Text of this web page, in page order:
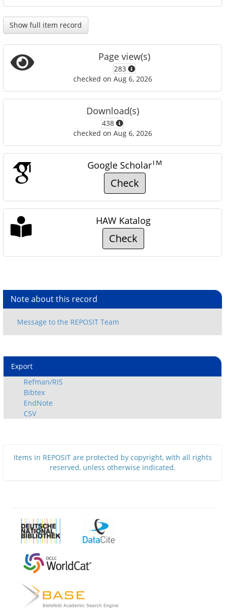
Show full item record
Page view(s)
283
checked on Aug 6, 2026
Download(s)
438
checked on Aug 6, 2026
Google ScholarTM
Check
HAW Katalog
Check
Note about this record
Export
Refman/RIS
Bibtex
EndNote
CSV
Items in REPOSIT are protected by copyright, with all rights
reserved, unless otherwise indicated.